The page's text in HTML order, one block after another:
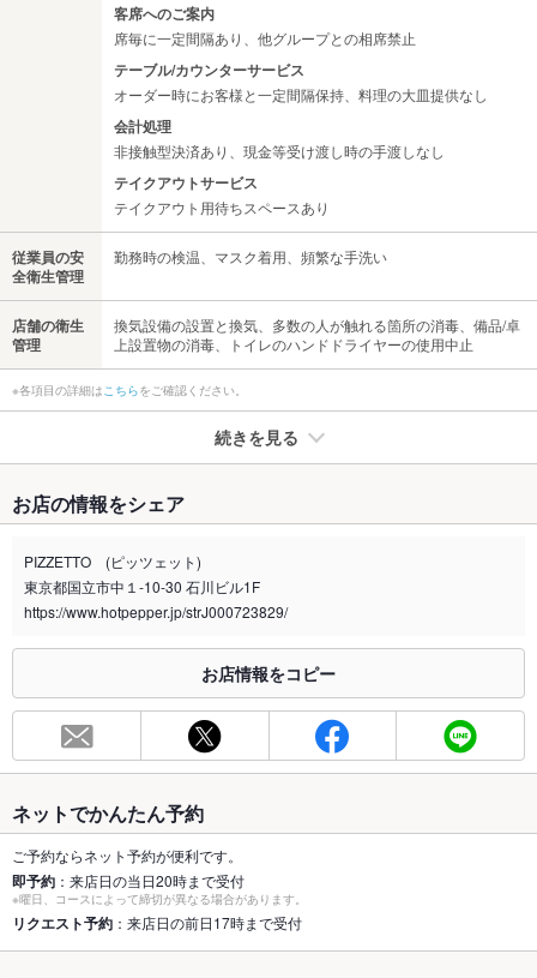
客席へのご案内
席毎に一定間隔あり、他グループとの相席禁止
テーブル/カウンターサービス
オーダー時にお客様と一定間隔保持、料理の大皿提供なし
会計処理
非接触型決済あり、現金等受け渡し時の手渡しなし
テイクアウトサービス
テイクアウト用待ちスペースあり
従業員の安
全衛生管理
勤務時の検温、マスク着用、頻繁な手洗い
店舗の衛生
管理
換気設備の設置と換気、多数の人が触れる箇所の消毒、備品/卓
上設置物の消毒、トイレのハンドドライヤーの使用中止
※各項目の詳細は こちらをご確認ください。
続きを見る
禁煙・喫煙
全席禁煙
喫煙専用室 なし
合わせください。
お席
48席(25名～貸切も可能です♪)
容人数
個室 なし ：個室はございませんが、皆様で楽しんで頂けます
座敷
なし ：座敷はございませんが、お席等ご要望ございましたら、
店舗へお問い合わせ下さい
お店の情報をシェア
PIZZETTO (ピッツェット)
東京都国立市中１-10-30 石川ビル1F
https://www.hotpepper.jp/strJ000723829/
お店情報をコピー
ネットでかんたん予約
ご予約ならネット予約が便利です。
即予約 ：来店日の当日20時まで受付
※曜日、コースによって締切が異なる場合があります。
リクエスト予約 ：来店日の前日17時まで受付